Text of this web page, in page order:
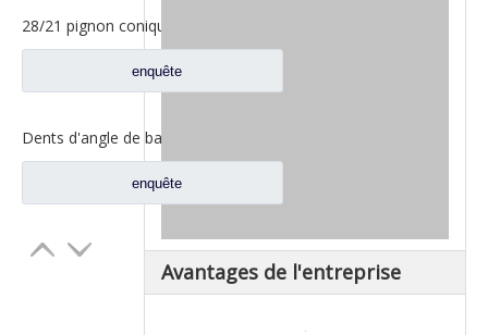
enquête
enquête
Avantages de l'entreprise